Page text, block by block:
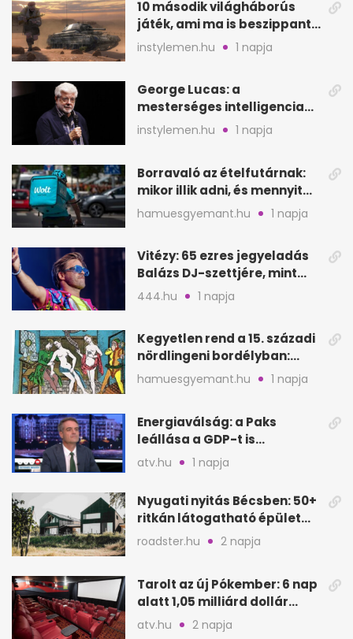
10 második világháborús
játék, ami ma is beszippant
a képernyő elé
instylemen.hu 1 napja
George Lucas: a
mesterséges intelligencia
lehet Hollywood következő
lépése
instylemen.hu 1 napja
Borravaló az ételfutárnak:
mikor illik adni, és mennyit
rendeléskor?
hamuesgyemant.hu 1 napja
Vitézy: 65 ezres jegyeladás
Balázs DJ-szettjére, mint
metró nélküli Puskás-meccs
444.hu 1 napja
Kegyetlen rend a 15. századi
nördlingeni bordélyban:
verés, éheztetés
hamuesgyemant.hu 1 napja
Energiaválság: a Paks
leállása a GDP-t is
megütheti, int az
Oeconomus
atv.hu 1 napja
Nyugati nyitás Bécsben: 50+
ritkán látogatható épület
nyílik meg
roadster.hu 2 napja
Tarolt az új Pókember: 6 nap
alatt 1,05 milliárd dollár
bevétel
atv.hu 2 napja